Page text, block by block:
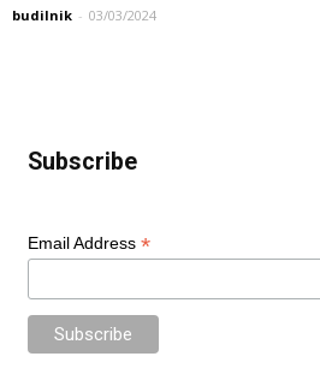
budilnik - 03/03/2024
Subscribe
Email Address *